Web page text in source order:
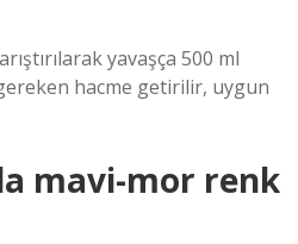
yavaşça 500 ml
hacme getirilir, uygun
mavi-mor renk